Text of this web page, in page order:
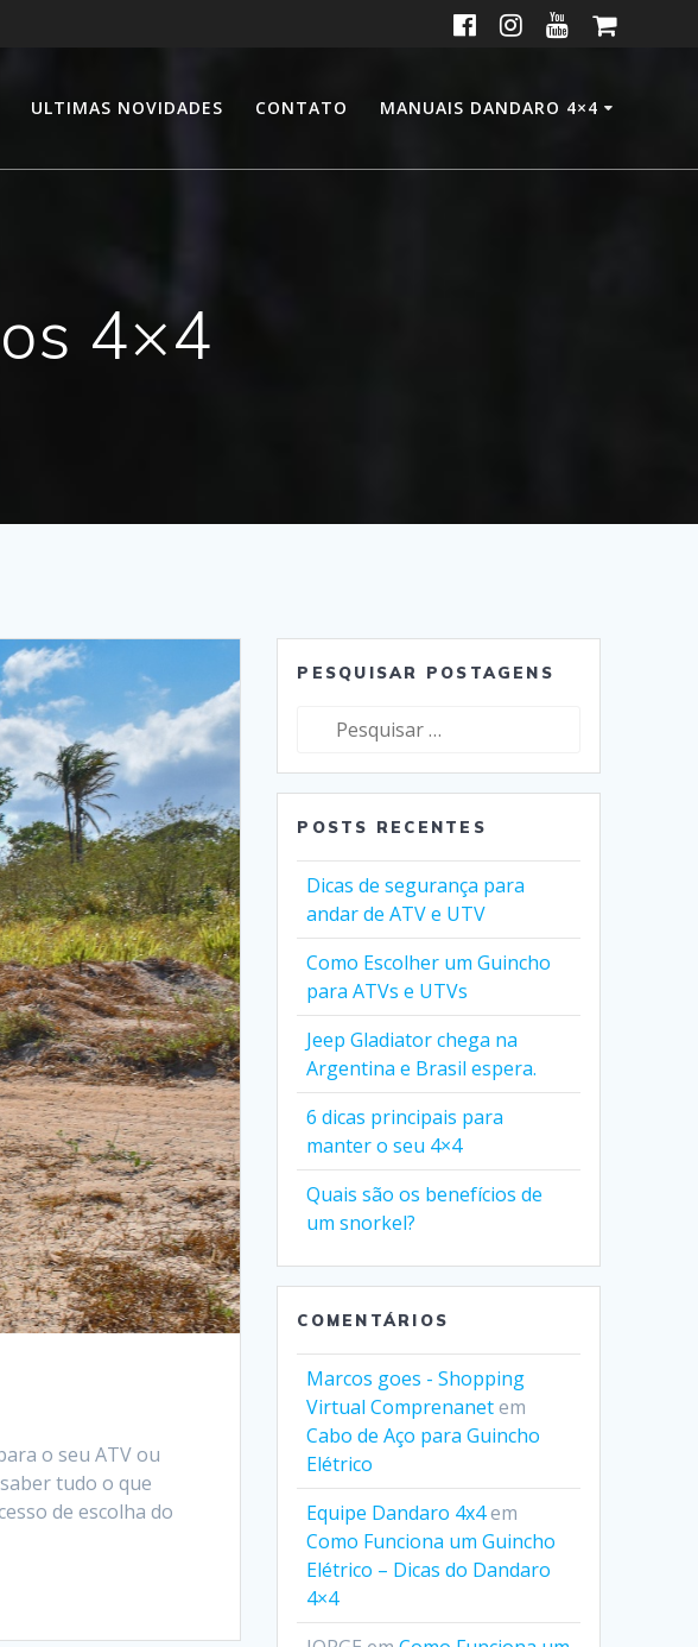
ULTIMAS NOVIDADES CONTATO MANUAIS DANDARO 4×4
4×4
o seu ATV ou
tudo o que
de escolha do
PESQUISAR POSTAGENS
Pesquisar
POSTS RECENTES
Dicas de segurança para
andar de ATV e UTV
Como Escolher um Guincho
para ATVs e UTVs
Jeep Gladiator chega na
Argentina e Brasil espera.
6 dicas principais para
manter o seu 4×4
Quais são os benefícios de
um snorkel?
COMENTÁRIOS
Marcos goes - Shopping
Virtual Comprenanetem
Cabo de Aço para Guincho
Elétrico
Equipe Dandaro 4x4em
Como Funciona um Guincho
Elétrico – Dicas do Dandaro
4×4